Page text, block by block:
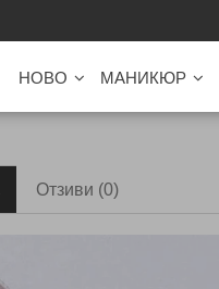
НОВО МАНИКЮР
Отзиви (0)